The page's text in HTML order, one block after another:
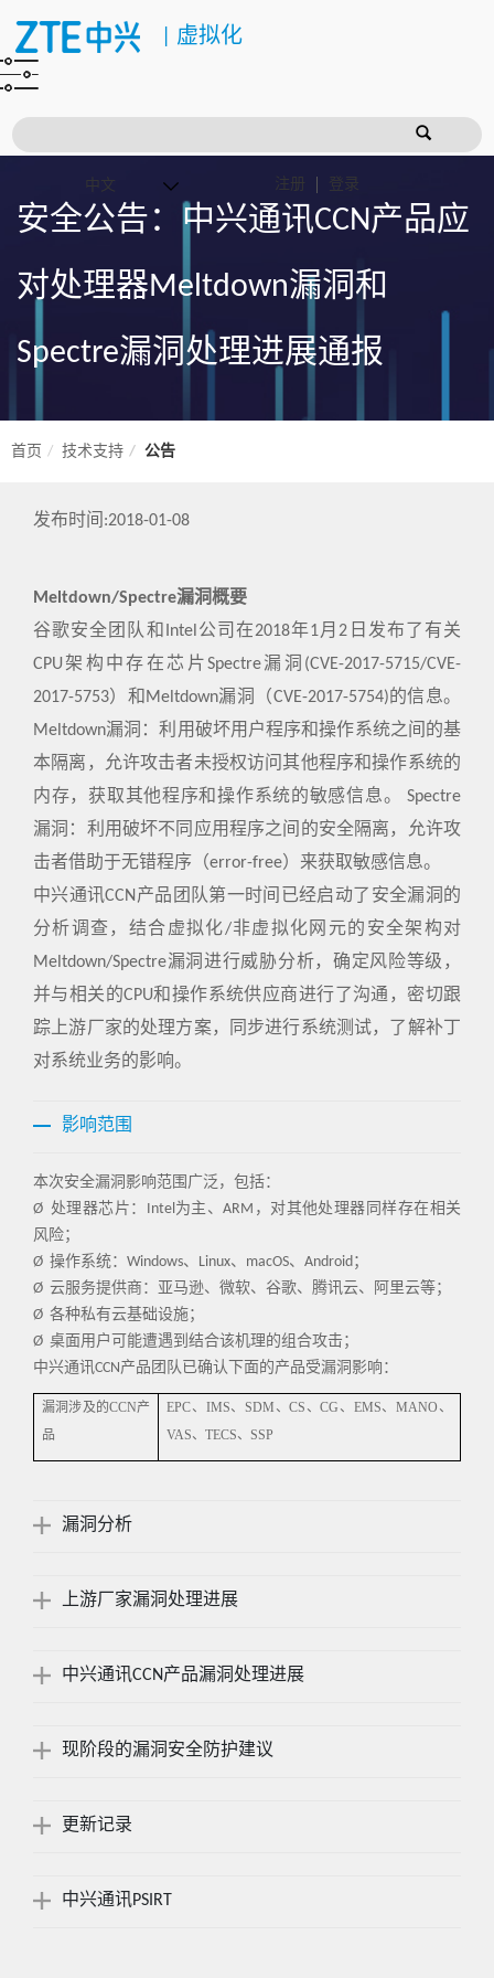
虚拟化
注册 登录
安全公告：中兴通讯CCN产品应
对处理器Meltdown漏洞和
Spectre漏洞处理进展通报
首页 技术支持 公告
发布时间:2018-01-08
Meltdown/Spectre漏洞概要
谷歌安全团队和Intel公司在2018年1月2日发布了有关
CPU架构中存在芯片Spectre漏洞(CVE-2017-5715/CVE-
2017-5753）和Meltdown漏洞（CVE-2017-5754)的信息。
Meltdown漏洞：利用破坏用户程序和操作系统之间的基
本隔离，允许攻击者未授权访问其他程序和操作系统的
内存，获取其他程序和操作系统的敏感信息。 Spectre
漏洞：利用破坏不同应用程序之间的安全隔离，允许攻
击者借助于无错程序（error-free）来获取敏感信息。
中兴通讯CCN产品团队第一时间已经启动了安全漏洞的
分析调查，结合虚拟化/非虚拟化网元的安全架构对
Meltdown/Spectre漏洞进行威胁分析，确定风险等级，
并与相关的CPU和操作系统供应商进行了沟通，密切跟
踪上游厂家的处理方案，同步进行系统测试，了解补丁
对系统业务的影响。
影响范围
本次安全漏洞影响范围广泛，包括：
Ø 处理器芯片：Intel为主、ARM，对其他处理器同样存在相关
风险；
Ø 操作系统：Windows、Linux、macOS、Android；
Ø 云服务提供商：亚马逊、微软、谷歌、腾讯云、阿里云等；
Ø 各种私有云基础设施；
Ø 桌面用户可能遭遇到结合该机理的组合攻击；
中兴通讯CCN产品团队已确认下面的产品受漏洞影响：
漏洞涉及的CCN产
品
EPC、IMS、SDM、CS、CG、EMS、MANO、
VAS、TECS、SSP
漏洞分析
上游厂家漏洞处理进展
中兴通讯CCN产品漏洞处理进展
现阶段的漏洞安全防护建议
更新记录
中兴通讯PSIRT